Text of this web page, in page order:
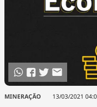
MINERAÇÃO 13/03/2021